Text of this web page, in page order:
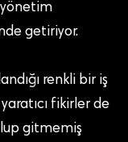
getiriyor.
renkli bir iş
fikirler de
gitmemiş